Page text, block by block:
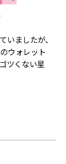
いましたが、
ウォレット
ツくない星